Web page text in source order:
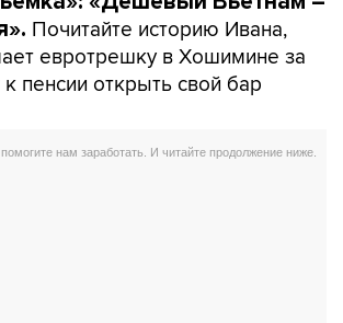
Почитайте историю Ивана,
евротрешку в Хошимине за
пенсии открыть свой бар